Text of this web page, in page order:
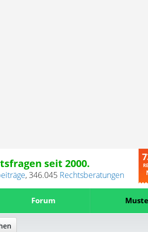
seit 2000.
,346.045 Rechtsberatungen
Forum